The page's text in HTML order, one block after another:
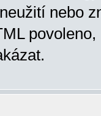
nebo